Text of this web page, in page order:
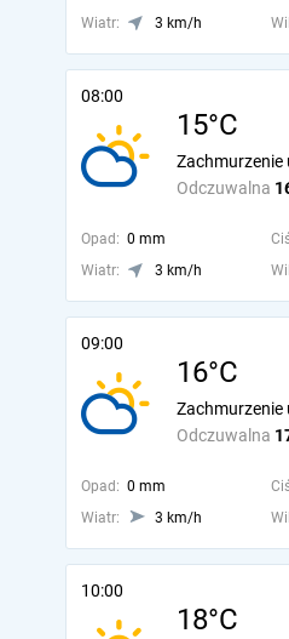
Wiatr: 3 km/h
08:00
15°C
Odczuwalna
Opad: 0 mm
Wiatr:
3 km/h
09:00
16°C
Odczuwalna
Opad: 0 mm
Wiatr:
3 km/h
10:00
18°C